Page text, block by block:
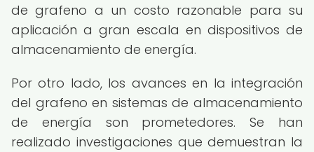
de grafeno a un costo razonable para su
aplicación a gran escala en dispositivos de
almacenamiento de energía.
Por otro lado, los avances en la integración
del grafeno en sistemas de almacenamiento
de energía son prometedores. Se han
realizado investigaciones que demuestran la